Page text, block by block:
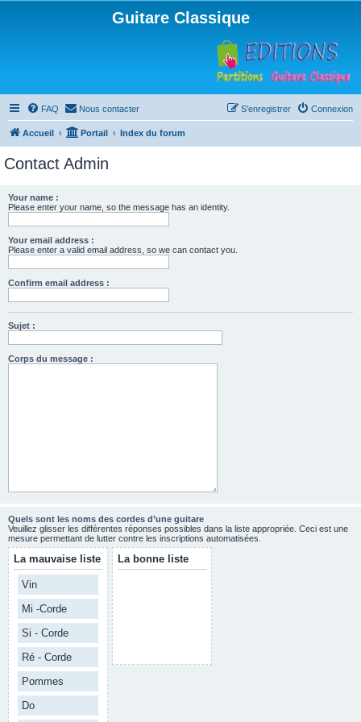
Guitare Classique
FAQ Nous contacter Connexion
S’enregistrer
Accueil Portail Index du forum
Contact Admin
Your name :
Please enter your name, so the message has an identity.
Your email address :
Please enter a valid email address, so we can contact you.
Confirm email address :
Sujet :
Corps du message :
Quels sont les noms des cordes d’une guitare
Veuillez glisser les différentes réponses possibles dans la liste appropriée. Ceci est une
mesure permettant de lutter contre les inscriptions automatisées.
La mauvaise liste
Vin
Mi -Corde
Si - Corde
Ré - Corde
Pommes
Do
La bonne liste